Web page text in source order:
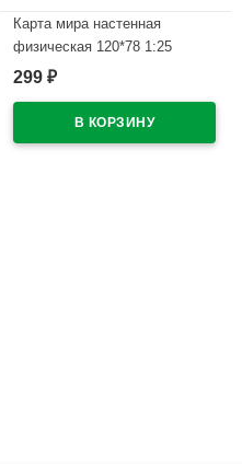
Карта мира настенная
физическая 120*78 1:25
интерактивная
299 ₽